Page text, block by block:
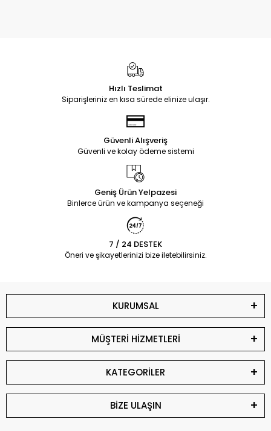
Hızlı Teslimat
Siparişleriniz en kısa sürede elinize ulaşır.
Güvenli Alışveriş
Güvenli ve kolay ödeme sistemi
Geniş Ürün Yelpazesi
Binlerce ürün ve kampanya seçeneği
7 / 24 DESTEK
Öneri ve şikayetlerinizi bize iletebilirsiniz.
KURUMSAL
MÜŞTERİ HİZMETLERİ
KATEGORİLER
BİZE ULAŞIN